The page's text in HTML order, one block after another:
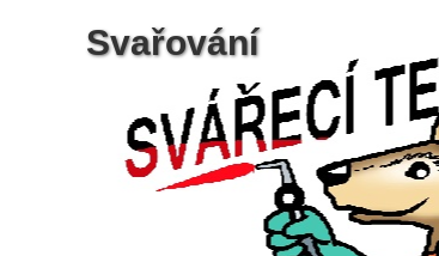
Svařování